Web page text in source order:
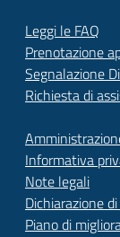
Leggi le FAQ
Prenotazione
Segnalazione
Richiesta di
Informativa
Note legali
Dichiarazione
Piano di